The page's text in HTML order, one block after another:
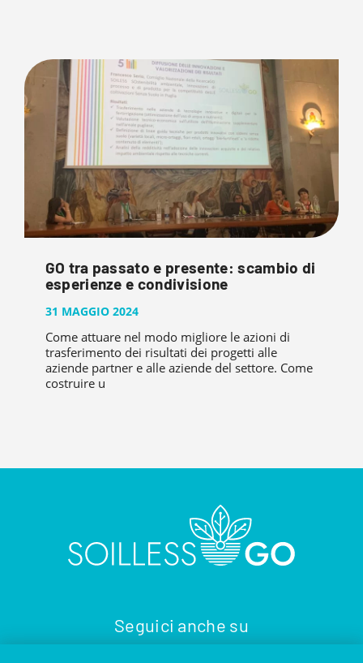
GO tra passato e presente: scambio di
esperienze e condivisione
31 MAGGIO 2024
Come attuare nel modo migliore le azioni di
trasferimento dei risultati dei progetti alle
aziende partner e alle aziende del settore. Come
costruire u
Seguici anche su